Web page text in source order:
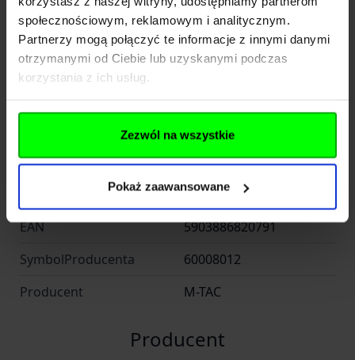
społecznościowym, reklamowym i analitycznym.
Partnerzy mogą połączyć te informacje z innymi danymi
otrzymanymi od Ciebie lub uzyskanymi podczas
korzystania z ich usług.
Zezwól na wszystkie
Pokaż zaawansowane
EAN 5903886820791
Symbol dostawcy 60008012
Rozwiń opis
Dane techniczne
KOL.610-019
EAN
5903886820791
SymbolProducenta
60008012
Producent
M-TAC
Producent